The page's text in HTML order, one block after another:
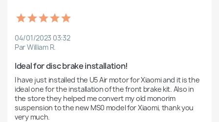
04/01/2023 03:32
Par William R.
Ideal for disc brake installation!
I have just installed the U5 Air motor for Xiaomi and it is the
ideal one for the installation of the front brake kit. Also in
the store they helped me convert my old monorim
suspension to the new MS0 model for Xiaomi, thank you
very much.